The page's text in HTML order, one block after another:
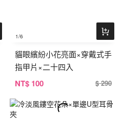
1/6
貓眼繽紛小花亮面×穿戴式手
指甲片×二十四入
NT$ 100 $ 290